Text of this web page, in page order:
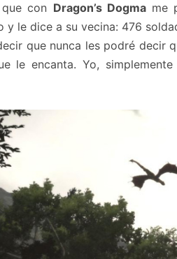
con Dragon’s Dogmame
y le dice a su vecina: 476
que nunca les podré decir
le encanta. Yo,